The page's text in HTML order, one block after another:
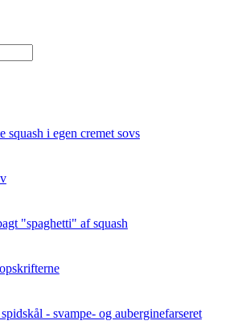
squash i egen cremet sovs
"spaghetti" af squash
- svampe- og auberginefarseret